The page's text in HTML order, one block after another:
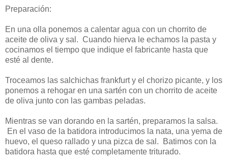
Preparación:
En una olla ponemos a calentar agua con un chorrito de
aceite de oliva y sal. Cuando hierva le echamos la pasta y
cocinamos el tiempo que indique el fabricante hasta que
esté al dente.
Troceamos las salchichas frankfurt y el chorizo picante, y los
ponemos a rehogar en una sartén con un chorrito de aceite
de oliva junto con las gambas peladas.
Mientras se van dorando en la sartén, preparamos la salsa.
En el vaso de la batidora introducimos la nata, una yema de
huevo, el queso rallado y una pizca de sal. Batimos con la
batidora hasta que esté completamente triturado.